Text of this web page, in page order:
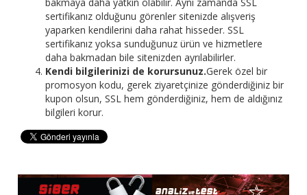
bakmaya daha yatkın olabilir. Aynı zamanda SSL
sertifikanız olduğunu görenler sitenizde alışveriş
yaparken kendilerini daha rahat hisseder. SSL
sertifikanız yoksa sunduğunuz ürün ve hizmetlere
daha bakmadan bile sitenizden ayrılabilirler.
Kendi bilgilerinizi de korursunuz.Gerek özel bir
promosyon kodu, gerek ziyaretçinize gönderdiğiniz bir
kupon olsun, SSL hem gönderdiğiniz, hem de aldığınız
bilgileri korur.